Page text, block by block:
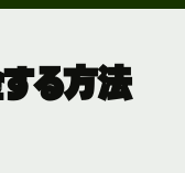
る方法